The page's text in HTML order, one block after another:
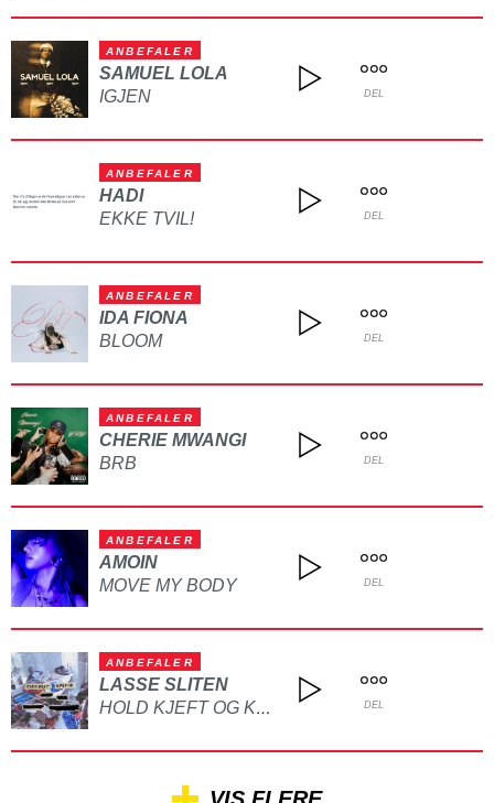
ANBEFALER
SAMUEL LOLA
IGJEN
DEL
ANBEFALER
HADI
EKKE TVIL!
DEL
ANBEFALER
IDA FIONA
BLOOM
DEL
ANBEFALER
CHERIE MWANGI
BRB
DEL
ANBEFALER
AMOIN
MOVE MY BODY
DEL
ANBEFALER
LASSE SLITEN
HOLD KJEFT OG KYSS MEG DEL